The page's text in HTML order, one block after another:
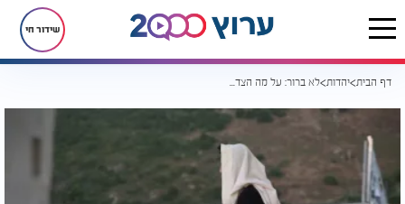
שידור חי
דף הבית יהדות לא ברור: על מה הצדיקים צריכים לעשות תשובה?